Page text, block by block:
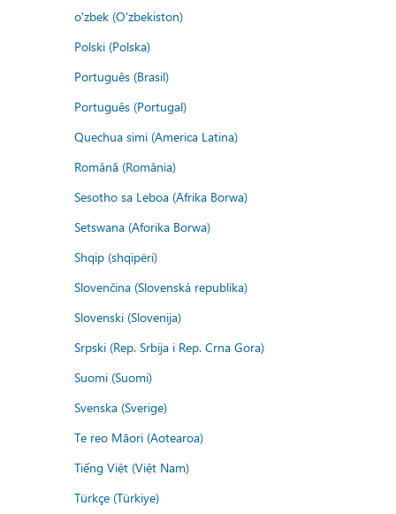
o'zbek (O'zbekiston)
Polski (Polska)
Português (Brasil)
Português (Portugal)
Quechua simi (America Latina)
Română (România)
Sesotho sa Leboa (Afrika Borwa)
Setswana (Aforika Borwa)
Shqip (shqipëri)
Slovenčina (Slovenská republika)
Slovenski (Slovenija)
Srpski (Rep. Srbija i Rep. Crna Gora)
Suomi (Suomi)
Svenska (Sverige)
Te reo Māori (Aotearoa)
Tiếng Việt (Việt Nam)
Türkçe (Türkiye)